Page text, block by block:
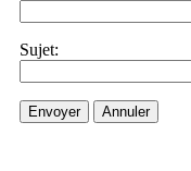
Sujet:
Envoyer Annuler